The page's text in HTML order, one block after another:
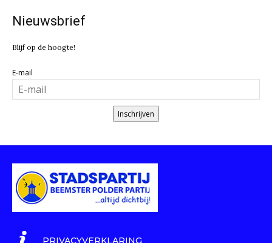
Nieuwsbrief
Blijf op de hoogte!
E-mail
Inschrijven
PRIVACYVERKLARING